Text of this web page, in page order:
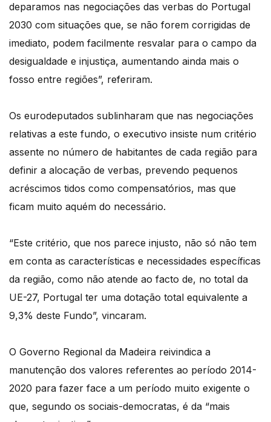
deparamos nas negociações das verbas do Portugal
2030 com situações que, se não forem corrigidas de
imediato, podem facilmente resvalar para o campo da
desigualdade e injustiça, aumentando ainda mais o
fosso entre regiões”, referiram.
Os eurodeputados sublinharam que nas negociações
relativas a este fundo, o executivo insiste num critério
assente no número de habitantes de cada região para
definir a alocação de verbas, prevendo pequenos
acréscimos tidos como compensatórios, mas que
ficam muito aquém do necessário.
“Este critério, que nos parece injusto, não só não tem
em conta as características e necessidades específicas
da região, como não atende ao facto de, no total da
UE-27, Portugal ter uma dotação total equivalente a
9,3% deste Fundo”, vincaram.
O Governo Regional da Madeira reivindica a
manutenção dos valores referentes ao período 2014-
2020 para fazer face a um período muito exigente o
que, segundo os sociais-democratas, é da “mais